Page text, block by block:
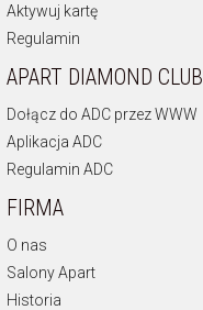
Aktywuj kartę
Regulamin
APART DIAMOND CLUB
Dołącz do ADC przez WWW
Aplikacja ADC
Regulamin ADC
FIRMA
O nas
Salony Apart
Historia